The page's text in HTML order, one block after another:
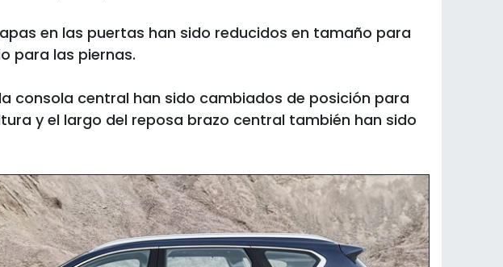
en las puertas han sido reducidos en tamaño para
para las piernas.
consola central han sido cambiados de posición para
y el largo del reposa brazo central también han sido